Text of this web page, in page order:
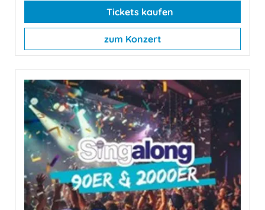
Tickets kaufen
zum Konzert